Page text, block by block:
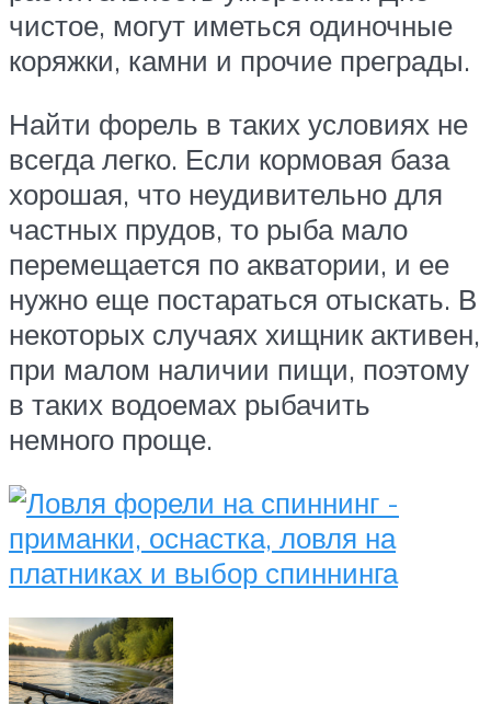
чистое, могут иметься одиночные
коряжки, камни и прочие преграды.
Найти форель в таких условиях не
всегда легко. Если кормовая база
хорошая, что неудивительно для
частных прудов, то рыба мало
перемещается по акватории, и ее
нужно еще постараться отыскать. В
некоторых случаях хищник активен,
при малом наличии пищи, поэтому
в таких водоемах рыбачить
немного проще.